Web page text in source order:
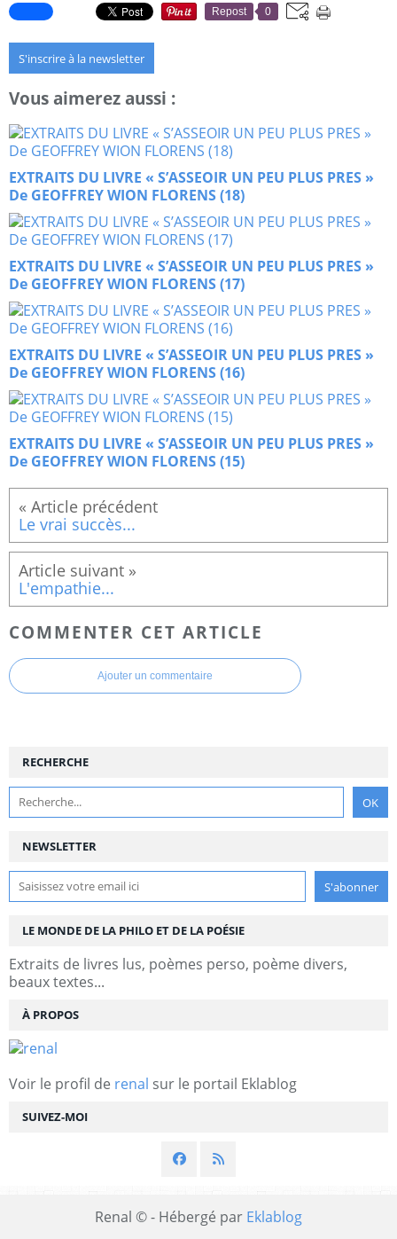
Repost 0
S'inscrire à la newsletter
Vous aimerez aussi :
EXTRAITS DU LIVRE « S’ASSEOIR UN PEU PLUS PRES »
De GEOFFREY WION FLORENS (18)
EXTRAITS DU LIVRE « S’ASSEOIR UN PEU PLUS PRES »
De GEOFFREY WION FLORENS (17)
EXTRAITS DU LIVRE « S’ASSEOIR UN PEU PLUS PRES »
De GEOFFREY WION FLORENS (16)
EXTRAITS DU LIVRE « S’ASSEOIR UN PEU PLUS PRES »
De GEOFFREY WION FLORENS (15)
Le vrai succès...
L'empathie...
COMMENTER CET ARTICLE
Ajouter un commentaire
NEWSLETTER
SUIVEZ-MOI
RECHERCHE
LE MONDE DE LA PHILO ET DE LA POÉSIE
Extraits de livres lus, poèmes perso, poème divers,
beaux textes...
À PROPOS
Voir le profil de renal sur le portail Eklablog
Renal © - Hébergé par Eklablog